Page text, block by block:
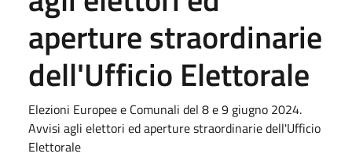
aperture straordinarie
dell'Ufficio Elettorale
Elezioni Europee e Comunali del 8 e 9 giugno 2024.
Avvisi agli elettori ed aperture straordinarie dell'Ufficio
Elettorale